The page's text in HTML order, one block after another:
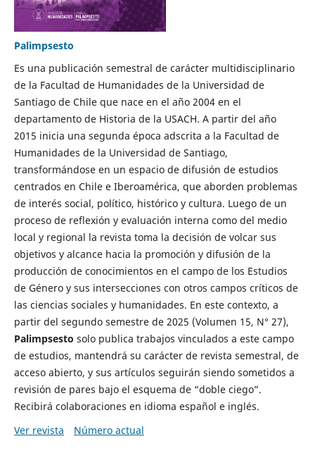
Palimpsesto
Es una publicación semestral de carácter multidisciplinario
de la Facultad de Humanidades de la Universidad de
Santiago de Chile que nace en el año 2004 en el
departamento de Historia de la USACH. A partir del año
2015 inicia una segunda época adscrita a la Facultad de
Humanidades de la Universidad de Santiago,
transformándose en un espacio de difusión de estudios
centrados en Chile e Iberoamérica, que aborden problemas
de interés social, político, histórico y cultura. Luego de un
proceso de reflexión y evaluación interna como del medio
local y regional la revista toma la decisión de volcar sus
objetivos y alcance hacia la promoción y difusión de la
producción de conocimientos en el campo de los Estudios
de Género y sus intersecciones con otros campos críticos de
las ciencias sociales y humanidades. En este contexto, a
partir del segundo semestre de 2025 (Volumen 15, N° 27),
Palimpsesto solo publica trabajos vinculados a este campo
de estudios, mantendrá su carácter de revista semestral, de
acceso abierto, y sus artículos seguirán siendo sometidos a
revisión de pares bajo el esquema de “doble ciego”.
Recibirá colaboraciones en idioma español e inglés.
Ver revista
Número actual